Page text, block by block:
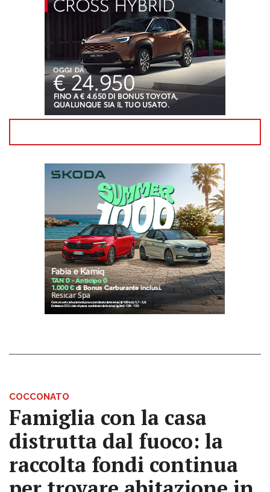
COCCONATO
Famiglia con la casa
distrutta dal fuoco: la
raccolta fondi continua